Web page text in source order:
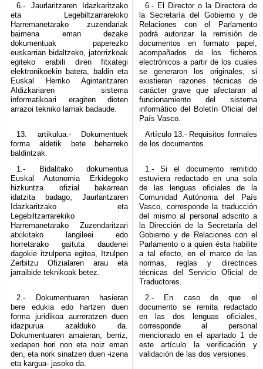
6.- Jaurlaritzaren Idazkaritzako
eta Legebiltzarrarekiko
Harremanetarako zuzendariak
baimena eman dezake
dokumentuak paperezko
euskarrian bidaltzeko, jatorrizkoak
egiteko erabili diren fitxategi
elektronikoekin batera, baldin eta
Euskal Herriko Agintaritzaren
Aldizkariaren sistema
informatikoari eragiten dioten
arrazoi tekniko larriak badaude.
6.- El Director o la Directora de
la Secretaría del Gobierno y de
Relaciones con el Parlamento
podrá autorizar la remisión de
documentos en formato papel,
acompañados de los ficheros
electrónicos a partir de los cuales
se generaron los originales, si
existieran razones técnicas de
carácter grave que afectaran al
funcionamiento del sistema
informático del Boletín Oficial del
País Vasco.
13. artikulua.- Dokumentuek
forma aldetik bete beharreko
baldintzak.
Artículo 13.- Requisitos formales
de los documentos.
1.- Bidalitako dokumentua
Euskal Autonomia Erkidegoko
hizkuntza ofizial bakarrean
idatzita badago, Jaurlaritzaren
Idazkaritzako eta
Legebiltzarrarekiko
Harremanetarako Zuzendaritzari
atxikitako langileei edo
horretarako gaituta daudenei
dagokie itzulpena egitea, Itzulpen
Zerbitzu Ofizialaren arau eta
jarraibide teknikoak betez.
1.- Si el documento remitido
estuviera redactado en una sola
de las lenguas oficiales de la
Comunidad Autónoma del País
Vasco, corresponde la traducción
del mismo al personal adscrito a
la Dirección de la Secretaría del
Gobierno y de Relaciones con el
Parlamento o a quien ésta habilite
a tal efecto, en el marco de las
normas, reglas y directrices
técnicas del Servicio Oficial de
Traductores.
2.- Dokumentuaren hasieran
bere edukia edo hartzen duen
forma juridikoa aurreratzen duen
idazpurua azalduko da.
Dokumentuaren amaieran, berriz,
xedapen hori non eta noiz eman
den, eta nork sinatzen duen -izena
eta kargua- jasoko da.
2.- En caso de que el
documento se remita redactado
en las dos lenguas oficiales,
corresponde al personal
mencionado en el apartado 1 de
este artículo la verificación y
validación de las dos versiones.